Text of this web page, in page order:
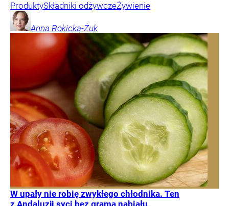
ProduktySkładniki odżywczeŻywienie
Anna Rokicka-Żuk
W upały nie robię zwykłego chłodnika. Ten